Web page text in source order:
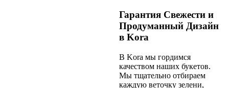
Гарантия Свежести и
Продуманный Дизайн
в Kora
В Kora мы гордимся
качеством наших букетов.
Мы тщательно отбираем
каждую веточку зелени,